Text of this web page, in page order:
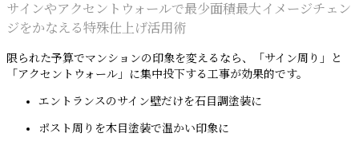
サインやアクセントウォールで最少面積最大イメージチェン
ジをかなえる特殊仕上げ活用術
限られた予算でマンションの印象を変えるなら、「サイン周り」と
「アクセントウォール」に集中投下する工事が効果的です。
エントランスのサイン壁だけを石目調塗装に
ポスト周りを木目塗装で温かい印象に